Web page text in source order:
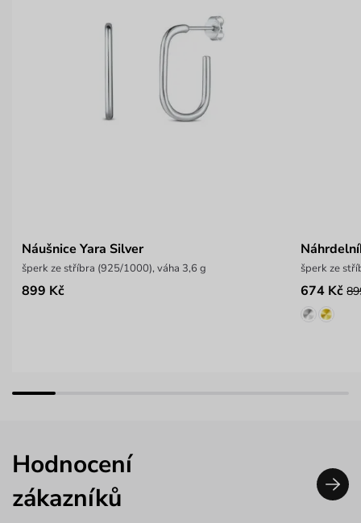
Náušnice Yara Silver
šperk ze stříbra (925/1000), váha 3,6 g
899 Kč 674 Kč
Hodnocení
zákazníků